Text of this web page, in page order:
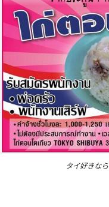
タイ好きな